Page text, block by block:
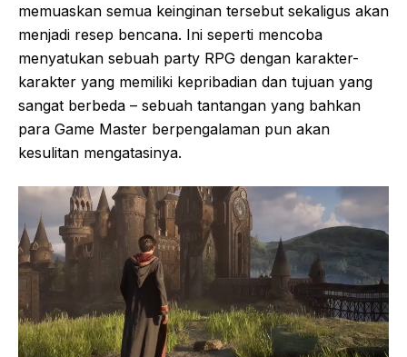
memuaskan semua keinginan tersebut sekaligus akan
menjadi resep bencana. Ini seperti mencoba
menyatukan sebuah party RPG dengan karakter-
karakter yang memiliki kepribadian dan tujuan yang
sangat berbeda – sebuah tantangan yang bahkan
para Game Master berpengalaman pun akan
kesulitan mengatasinya.